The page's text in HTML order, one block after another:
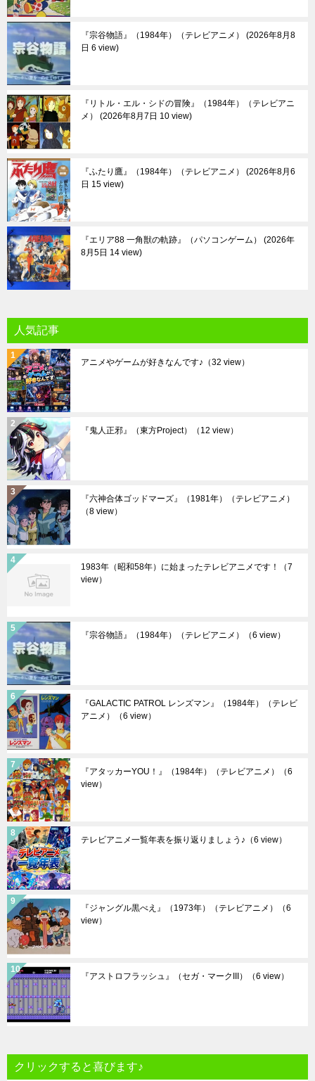
『宗谷物語』（1984年）（テレビアニメ）
2026年8月8
日 6 view
『リトル・エル・シドの冒険』（1984年）（テレビアニ
メ）
2026年8月7日 10 view
『ふたり鷹』（1984年）（テレビアニメ）
2026年8月6
日 15 view
『エリア88 一角獣の軌跡』（パソコンゲーム）
2026年
8月5日 14 view
人気記事
アニメやゲームが好きなんです♪ （32 view）
『鬼人正邪』（東方Project） （12 view）
『六神合体ゴッドマーズ』（1981年）（テレビアニメ）
（8 view）
1983年（昭和58年）に始まったテレビアニメです！
（7
view）
『宗谷物語』（1984年）（テレビアニメ） （6 view）
『GALACTIC PATROL レンズマン』（1984年）（テレビ
アニメ）
（6 view）
『アタッカーYOU！』（1984年）（テレビアニメ）
（6
view）
テレビアニメ一覧年表を振り返りましょう♪ （6 view）
『ジャングル黒べえ』（1973年）（テレビアニメ）
（6
view）
『アストロフラッシュ』（セガ・マークIII） （6 view）
クリックすると喜びます♪